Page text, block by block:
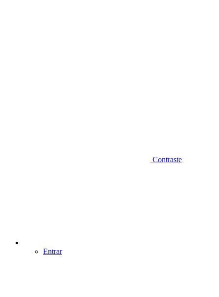
Contraste
Entrar